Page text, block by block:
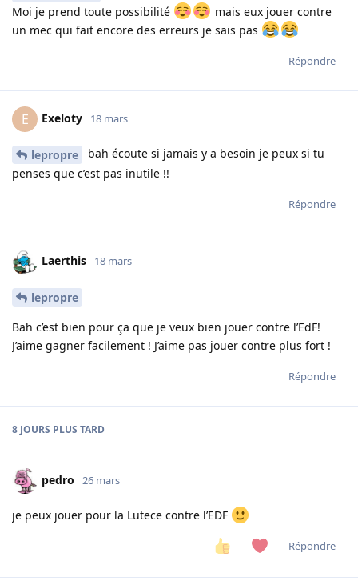
Moi je prend toute possibilité
mais eux jouer contre
un mec qui fait encore des erreurs je sais pas
Répondre
E Exeloty 18 mars
lepropre
bah écoute si jamais y a besoin je peux si tu
penses que c’est pas inutile !!
Répondre
Laerthis 18 mars
lepropre
Bah c’est bien pour ça que je veux bien jouer contre l’EdF!
J’aime gagner facilement ! J’aime pas jouer contre plus fort !
Répondre
8 JOURS PLUS TARD
pedro 26 mars
je peux jouer pour la Lutece contre l’EDF
Répondre